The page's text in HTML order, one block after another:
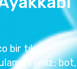
bir tık
Temiz; bot,